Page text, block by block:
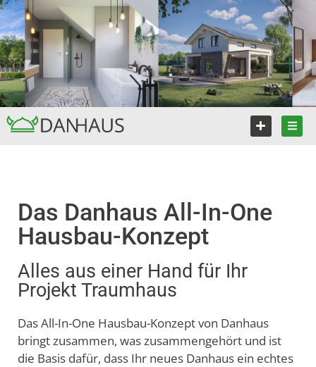
Das Danhaus All-In-One
Hausbau-Konzept
Alles aus einer Hand für Ihr
Projekt Traumhaus
Das All-In-One Hausbau-Konzept von Danhaus
bringt zusammen, was zusammengehört und ist
die Basis dafür, dass Ihr neues Danhaus ein echtes